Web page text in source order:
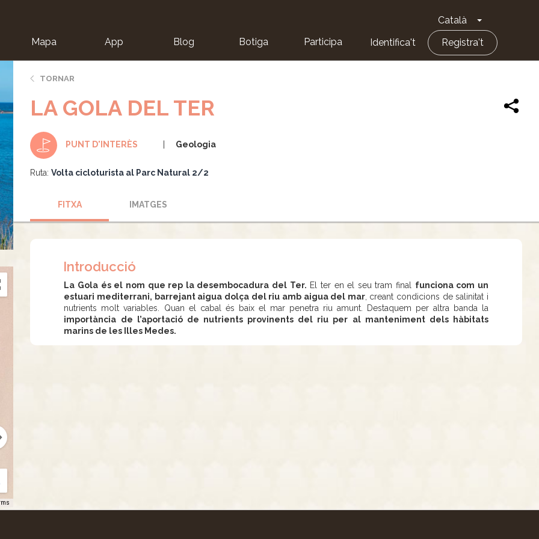
Català Toggle
Mapa App Blog Botiga Participa Identifica't Registra't
TORNAR
LA GOLA DEL TER
PUNT D'INTERÈS Geologia
Ruta: Volta cicloturista al Parc Natural 2/2
FITXA IMATGES
Introducció
La Gola és el nom que rep la desembocadura del Ter. El ter en el seu tram final funciona com un
estuari mediterrani, barrejant aigua dolça del riu amb aigua del mar, creant condicions de salinitat i
nutrients molt variables. Quan el cabal és baix el mar penetra riu amunt. Destaquem per altra banda la
importància de l’aportació de nutrients provinents del riu per al manteniment dels hàbitats
marins de les Illes Medes.